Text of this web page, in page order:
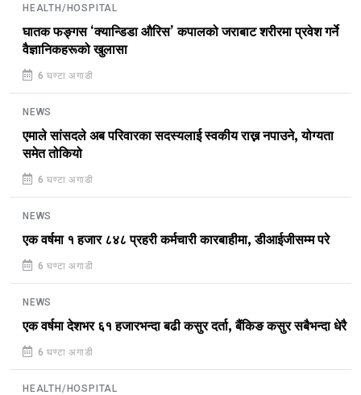
HEALTH/HOSPITAL
घातक फङ्गस ‘क्यान्डिडा औरिस’ कपालको जराबाट शरीरमा प्रवेश गर्ने
वैज्ञानिकहरूको खुलासा
6 घण्टा अगाडी
NEWS
एमाले सांसदले अब परिवारका सदस्यलाई स्वकीय राख्न नपाउने, योग्यता
समेत तोकियो
6 घण्टा अगाडी
NEWS
एक वर्षमा १ हजार ८४८ प्रहरी कर्मचारी कारबाहीमा, डीआईजीसम्म परे
6 घण्टा अगाडी
NEWS
एक वर्षमा देशभर ६१ हजारभन्दा बढी कसुर दर्ता, बैंकिङ कसुर सबैभन्दा धेरै
6 घण्टा अगाडी
HEALTH/HOSPITAL